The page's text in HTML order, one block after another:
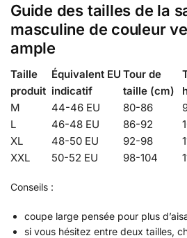
Guide des tailles de la
masculine de couleur
ample
Taille
produit
Équivalent EU
indicatif
Tour de
taille (cm)
M
44-46 EU 80-86
L
46-48 EU 86-92
XL
48-50 EU 92-98
XXL
50-52 EU 98-104
Conseils :
coupe large pensée pour plus
si vous hésitez entre deux tailles,